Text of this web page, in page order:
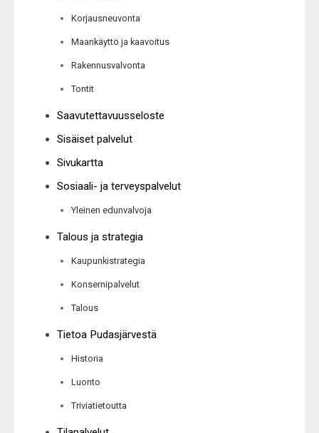
Korjausneuvonta
Maankäyttö ja kaavoitus
Rakennusvalvonta
Tontit
Saavutettavuusseloste
Sisäiset palvelut
Sivukartta
Sosiaali- ja terveyspalvelut
Yleinen edunvalvoja
Talous ja strategia
Kaupunkistrategia
Konsernipalvelut
Talous
Tietoa Pudasjärvestä
Historia
Luonto
Triviatietoutta